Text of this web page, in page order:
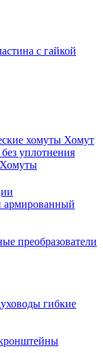
с гайкой
хомуты Хомут
уплотнения
Хомуты
преобразователи
гибкие